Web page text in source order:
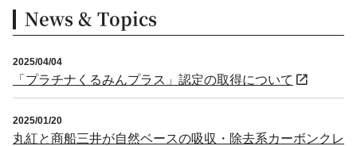
News & Topics
2025/04/04
「プラチナくるみんプラス」認定の取得について
2025/01/20
丸紅と商船三井が自然ベースの吸収・除去系カーボンクレ